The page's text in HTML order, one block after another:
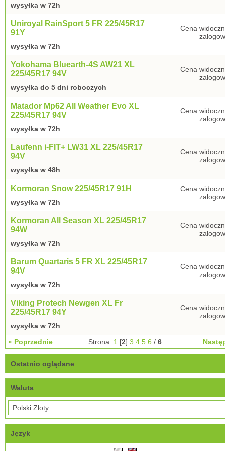
wysyłka w 72h
Uniroyal RainSport 5 FR 225/45R17
91Y
wysyłka w 72h
Cena
Yokohama Bluearth-4S AW21 XL
225/45R17 94V
wysyłka do 5 dni roboczych
Cena
Matador Mp62 All Weather Evo XL
225/45R17 94V
wysyłka w 72h
Cena
Laufenn i-FIT+ LW31 XL 225/45R17
94V
wysyłka w 48h
Cena
Kormoran Snow 225/45R17 91H
wysyłka w 72h
Cena
Kormoran All Season XL 225/45R17
94W
wysyłka w 72h
Cena
Barum Quartaris 5 FR XL 225/45R17
94V
wysyłka w 72h
Cena
Viking Protech Newgen XL Fr
225/45R17 94Y
wysyłka w 72h
Cena
« Poprzednie Strona: 1 [2] 3 4 5 6 / 6
Ostatnio oglądane
Waluta
Język